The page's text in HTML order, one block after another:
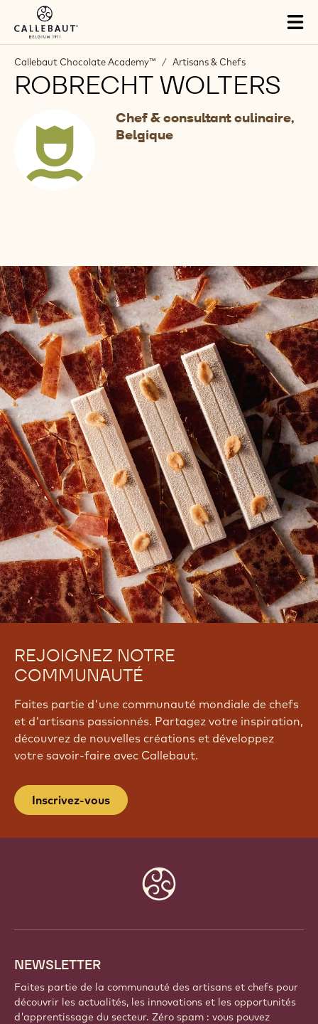
Skip to main content
Callebaut Chocolate Academy™ / Artisans & Chefs
ROBRECHT WOLTERS
Chef & consultant culinaire,
Belgique
REJOIGNEZ NOTRE
COMMUNAUTÉ
Faites partie d'une communauté mondiale de chefs
et d'artisans passionnés. Partagez votre inspiration,
découvrez de nouvelles créations et développez
votre savoir-faire avec Callebaut.
Inscrivez-vous
NEWSLETTER
Faites partie de la communauté des artisans et chefs pour
découvrir les actualités, les innovations et les opportunités
d'apprentissage du secteur. Zéro spam : vous pouvez